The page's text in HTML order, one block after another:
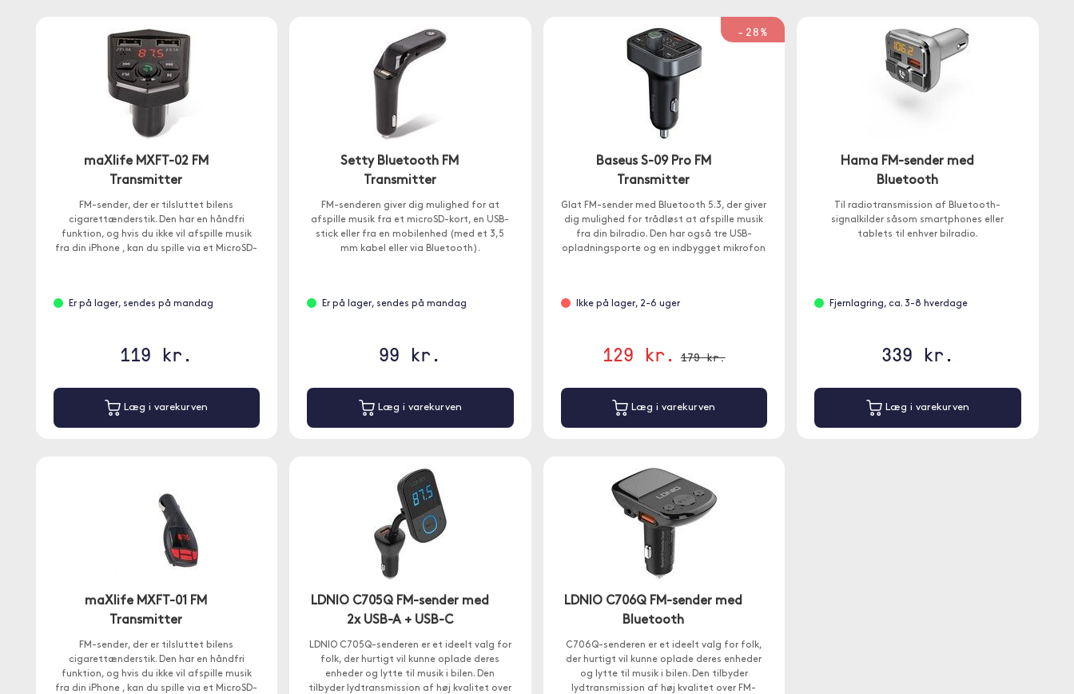
maXlife MXFT-02 FM
Transmitter
FM-sender, der er tilsluttet bilens
cigarettænderstik. Den har en håndfri
funktion, og hvis du ikke vil afspille musik
fra din iPhone , kan du spille via et MicroSD-
Er på lager, sendes på mandag
119 kr.
Læg i varekurven
Setty Bluetooth FM
Transmitter
FM-senderen giver dig mulighed for at
afspille musik fra et microSD-kort, en USB-
stick eller fra en mobilenhed (med et 3,5
mm kabel eller via Bluetooth).
Er på lager, sendes på mandag
99 kr.
Læg i varekurven
-28%
Baseus S-09 Pro FM
Transmitter
Glat FM-sender med Bluetooth 5.3, der giver
dig mulighed for trådløst at afspille musik
fra din bilradio. Den har også tre USB-
opladningsporte og en indbygget mikrofon
Ikke på lager, 2-6 uger
129 kr. 179 kr.
Læg i varekurven
Hama FM-sender med
Bluetooth
Til radiotransmission af Bluetooth-
signalkilder såsom smartphones eller
tablets til enhver bilradio.
Fjernlagring, ca. 3-8 hverdage
339 kr.
Læg i varekurven
maXlife MXFT-01 FM
Transmitter
FM-sender, der er tilsluttet bilens
cigarettænderstik. Den har en håndfri
funktion, og hvis du ikke vil afspille musik
fra din iPhone , kan du spille via et MicroSD-
LDNIO C705Q FM-sender med
2x USB-A + USB-C
LDNIO C705Q-senderen er et ideelt valg for
folk, der hurtigt vil kunne oplade deres
enheder og lytte til musik i bilen. Den
tilbyder lydtransmission af høj kvalitet over
LDNIO C706Q FM-sender med
Bluetooth
C706Q-senderen er et ideelt valg for folk,
der hurtigt vil kunne oplade deres enheder
og lytte til musik i bilen. Den tilbyder
lydtransmission af høj kvalitet over FM-